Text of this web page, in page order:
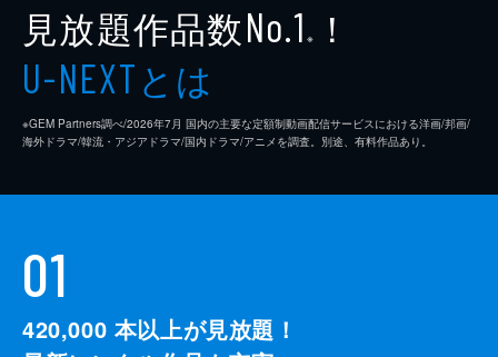
見放題作品数No.1 ※ ！
U-NEXTとは
※GEM Partners調べ/2026年7⽉ 国内の主要な定額制動画配信サービスにおける洋画/邦画/
海外ドラマ/韓流・アジアドラマ/国内ドラマ/アニメを調査。別途、有料作品あり。
01
420,000 本以上が見放題！